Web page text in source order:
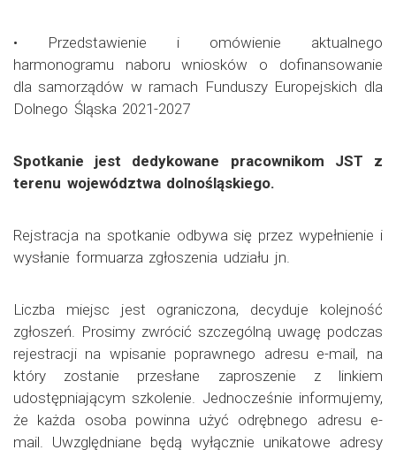
• Przedstawienie i omówienie aktualnego
harmonogramu naboru wniosków o dofinansowanie
dla samorządów w ramach Funduszy Europejskich dla
Dolnego Śląska 2021-2027
Spotkanie jest dedykowane pracownikom JST z
terenu województwa dolnośląskiego.
Rejstracja na spotkanie odbywa się przez wypełnienie i
wysłanie formuarza zgłoszenia udziału jn.
Liczba miejsc jest ograniczona, decyduje kolejność
zgłoszeń. Prosimy zwrócić szczególną uwagę podczas
rejestracji na wpisanie poprawnego adresu e-mail, na
który zostanie przesłane zaproszenie z linkiem
udostępniającym szkolenie. Jednocześnie informujemy,
że każda osoba powinna użyć odrębnego adresu e-
mail. Uwzględniane będą wyłącznie unikatowe adresy